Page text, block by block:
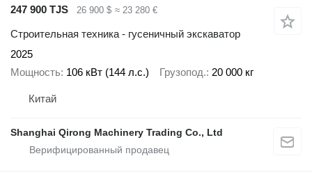
247 900 TJS 26 900 $ ≈ 23 280 €
Строительная техника - гусеничный экскаватор
2025
Мощность 106 кВт (144 л.с.) Грузопод. 20 000 кг
Китай
Shanghai Qirong Machinery Trading Co., Ltd